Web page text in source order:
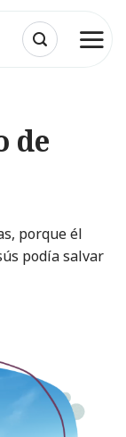
de
porque él
podía salvar